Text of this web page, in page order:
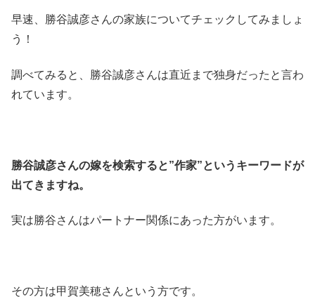
早速、勝谷誠彦さんの家族についてチェックしてみましょ
う！
調べてみると、勝谷誠彦さんは直近まで独身だったと言わ
れています。
勝谷誠彦さんの嫁を検索すると”作家”というキーワードが
出てきますね。
実は勝谷さんはパートナー関係にあった方がいます。
その方は甲賀美穂さんという方です。